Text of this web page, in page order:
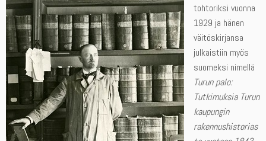
tohtoriksi vuonna
1929 ja hänen
väitöskirjansa
julkaistiin myös
suomeksi nimellä
Turun palo:
Tutkimuksia Turun
kaupungin
rakennushistorias